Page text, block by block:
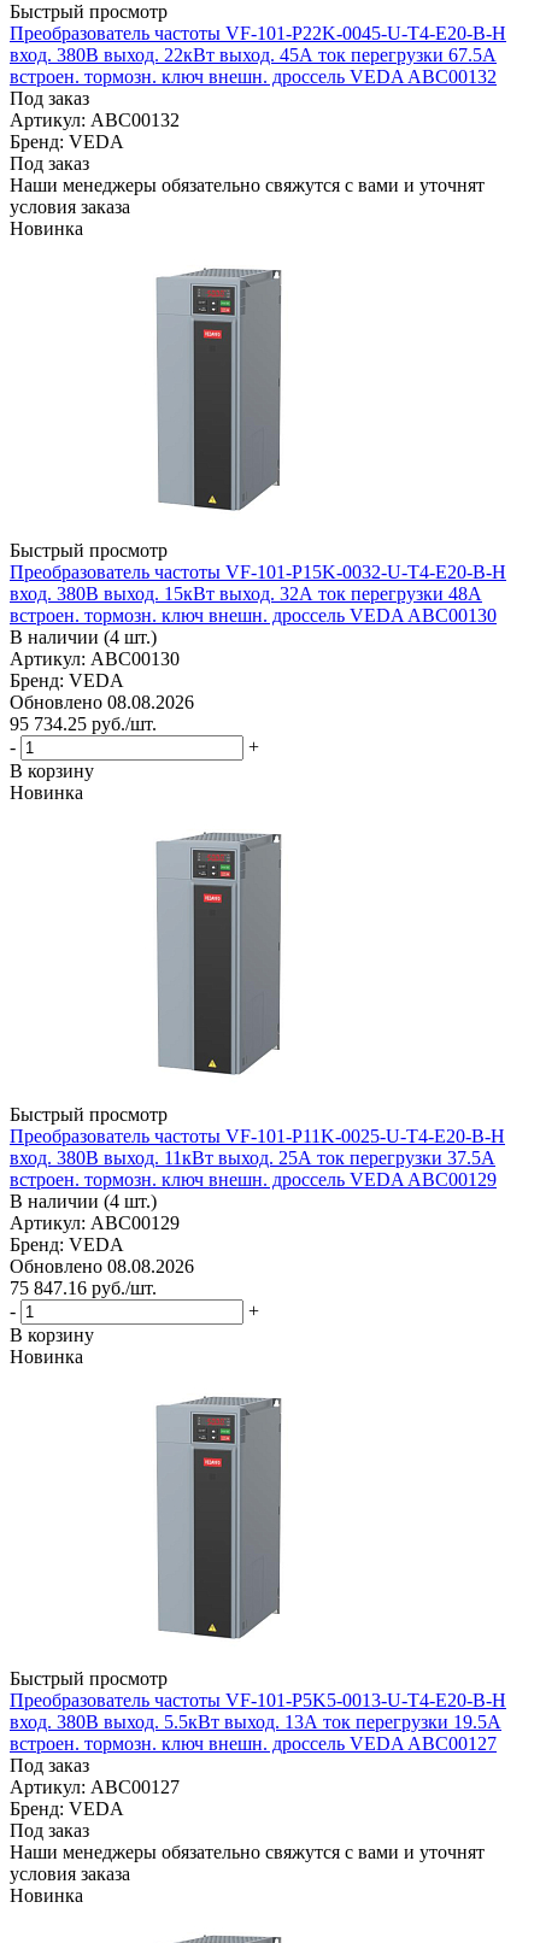
Быстрый просмотр
Преобразователь частоты VF-101-P22K-0045-U-T4-E20-B-H
вход. 380В выход. 22кВт выход. 45А ток перегрузки 67.5А
встроен. тормозн. ключ внешн. дроссель VEDA ABC00132
Под заказ
Артикул: ABC00132
Бренд: VEDA
Под заказ
Наши менеджеры обязательно свяжутся с вами и уточнят
условия заказа
Новинка
Быстрый просмотр
Преобразователь частоты VF-101-P15K-0032-U-T4-E20-B-H
вход. 380В выход. 15кВт выход. 32А ток перегрузки 48А
встроен. тормозн. ключ внешн. дроссель VEDA ABC00130
В наличии (4 шт.)
Артикул: ABC00130
Бренд: VEDA
Обновлено 08.08.2026
95 734.25 руб./шт.
-
+
В корзину
Новинка
Быстрый просмотр
Преобразователь частоты VF-101-P11K-0025-U-T4-E20-B-H
вход. 380В выход. 11кВт выход. 25А ток перегрузки 37.5А
встроен. тормозн. ключ внешн. дроссель VEDA ABC00129
В наличии (4 шт.)
Артикул: ABC00129
Бренд: VEDA
Обновлено 08.08.2026
75 847.16 руб./шт.
-
+
В корзину
Новинка
Быстрый просмотр
Преобразователь частоты VF-101-P5K5-0013-U-T4-E20-B-H
вход. 380В выход. 5.5кВт выход. 13А ток перегрузки 19.5А
встроен. тормозн. ключ внешн. дроссель VEDA ABC00127
Под заказ
Артикул: ABC00127
Бренд: VEDA
Под заказ
Наши менеджеры обязательно свяжутся с вами и уточнят
условия заказа
Новинка